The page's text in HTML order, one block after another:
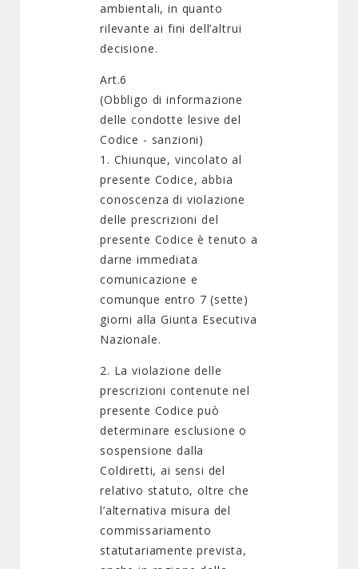
ambientali, in quanto
rilevante ai fini dell’altrui
decisione.
Art.6
(Obbligo di informazione
delle condotte lesive del
Codice - sanzioni)
1. Chiunque, vincolato al
presente Codice, abbia
conoscenza di violazione
delle prescrizioni del
presente Codice è tenuto a
darne immediata
comunicazione e
comunque entro 7 (sette)
giorni alla Giunta Esecutiva
Nazionale.
2. La violazione delle
prescrizioni contenute nel
presente Codice può
determinare esclusione o
sospensione dalla
Coldiretti, ai sensi del
relativo statuto, oltre che
l’alternativa misura del
commissariamento
statutariamente prevista,